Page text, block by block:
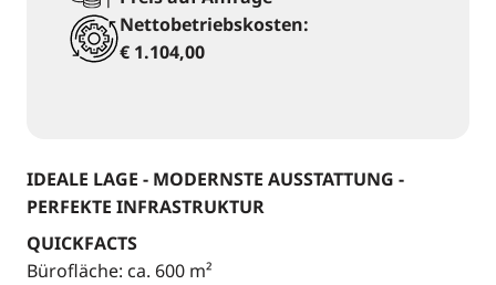
Nettobetriebskosten:
€ 1.104,00
IDEALE LAGE - MODERNSTE AUSSTATTUNG -
PERFEKTE INFRASTRUKTUR
QUICKFACTS
Bürofläche: ca. 600 m²